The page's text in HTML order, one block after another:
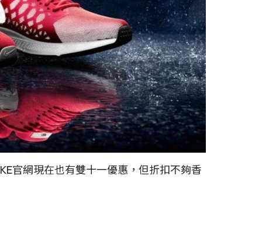
官網現在也有雙十一優惠，但折扣不夠香